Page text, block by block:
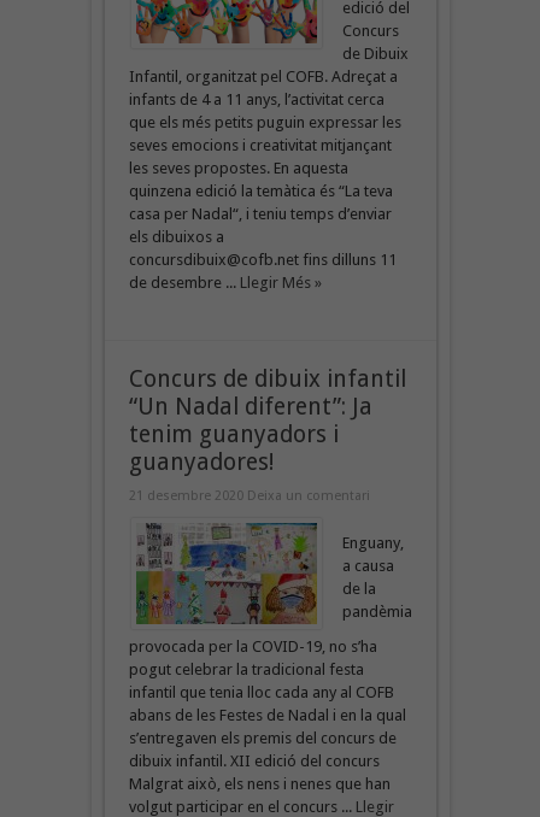
edició del
Concurs
de Dibuix
Infantil, organitzat pel COFB. Adreçat a
infants de 4 a 11 anys, l’activitat cerca
que els més petits puguin expressar les
seves emocions i creativitat mitjançant
les seves propostes. En aquesta
quinzena edició la temàtica és “La teva
casa per Nadal“, i teniu temps d’enviar
els dibuixos a
concursdibuix@cofb.net fins dilluns 11
de desembre ... Llegir Més »
Concurs de dibuix infantil
“Un Nadal diferent”: Ja
tenim guanyadors i
guanyadores!
21 desembre 2020 Deixa un comentari
Enguany,
a causa
de la
pandèmia
provocada per la COVID-19, no s’ha
pogut celebrar la tradicional festa
infantil que tenia lloc cada any al COFB
abans de les Festes de Nadal i en la qual
s’entregaven els premis del concurs de
dibuix infantil. XII edició del concurs
Malgrat això, els nens i nenes que han
volgut participar en el concurs ... Llegir